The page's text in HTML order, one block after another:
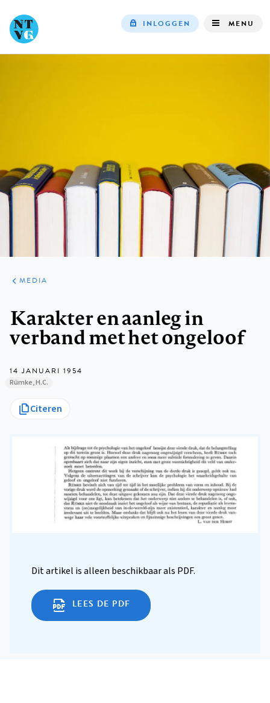
INLOGGEN MENU
ARTIKELEN
VARIA
MEDIA
Karakter en aanleg in
verband met het ongeloof
14 JANUARI 1954
Rümke, H.C.
Citeren
Dit artikel is alleen beschikbaar als PDF.
LEES DE PDF